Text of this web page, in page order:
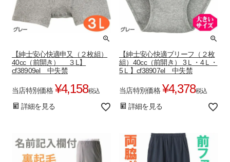
【紳士安心快適申又（２枚組）
40cc（前開き） ３L】
cf38909el 中失禁
当店特別価格 ¥4,158税込
詳細を見る
【紳士安心快適ブリーフ（２枚
組）40cc（前開き） 3Ｌ・4Ｌ・
5Ｌ】cf38907el 中失禁
当店特別価格 ¥4,378税込
詳細を見る